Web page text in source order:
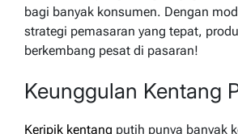
bagi banyak konsumen. Dengan
strategi pemasaran yang tepat,
berkembang pesat di pasaran!
Keunggulan Kentang
Keripik kentang putih punya banyak